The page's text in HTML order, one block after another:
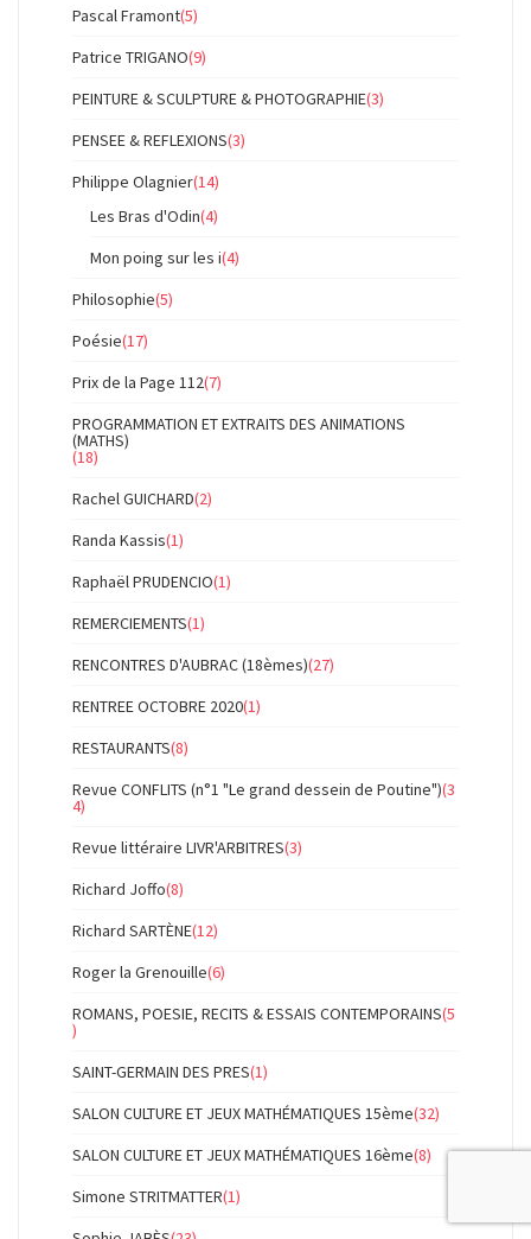
Pascal Framont(5)
Patrice TRIGANO(9)
PEINTURE & SCULPTURE & PHOTOGRAPHIE(3)
PENSEE & REFLEXIONS(3)
Philippe Olagnier(14)
Les Bras d'Odin(4)
Mon poing sur les i(4)
Philosophie(5)
Poésie(17)
Prix de la Page 112(7)
PROGRAMMATION ET EXTRAITS DES ANIMATIONS
(MATHS)
(18)
Rachel GUICHARD(2)
Randa Kassis(1)
Raphaël PRUDENCIO(1)
REMERCIEMENTS(1)
RENCONTRES D'AUBRAC (18èmes)(27)
RENTREE OCTOBRE 2020(1)
RESTAURANTS(8)
Revue CONFLITS (n°1 "Le grand dessein de Poutine")(3
4)
Revue littéraire LIVR'ARBITRES(3)
Richard Joffo(8)
Richard SARTÈNE(12)
Roger la Grenouille(6)
ROMANS, POESIE, RECITS & ESSAIS CONTEMPORAINS(5
)
SAINT-GERMAIN DES PRES(1)
SALON CULTURE ET JEUX MATHÉMATIQUES 15ème(32)
SALON CULTURE ET JEUX MATHÉMATIQUES 16ème(8)
Simone STRITMATTER(1)